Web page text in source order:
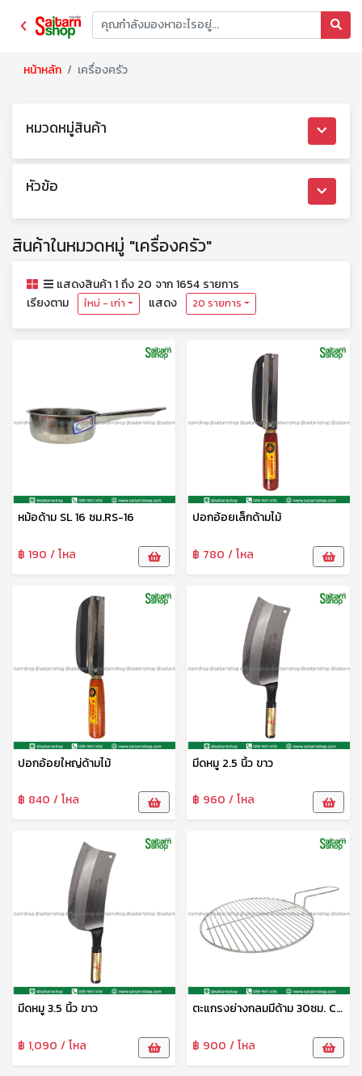
หน้าหลัก เครื่องครัว
หมวดหมู่สินค้า
หัวข้อ
สินค้าในหมวดหมู่ "เครื่องครัว"
แสดงสินค้า 1 ถึง 20 จาก 1654 รายการ
เรียงตาม
ใหม่ - เก่า แสดง 20 รายการ
หม้อด้าม SL 16 ซม.RS-16
฿ 190 / โหล
ปอกอ้อยเล็กด้ามไม้
฿ 780 / โหล
ปอกอ้อยใหญ่ด้ามไม้
฿ 840 / โหล
มีดหมู 2.5 นิ้ว ขาว
฿ 960 / โหล
มีดหมู 3.5 นิ้ว ขาว
฿ 1,090 / โหล
ตะแกรงย่างกลมมีด้าม 30ซม. CYS
฿ 900 / โหล